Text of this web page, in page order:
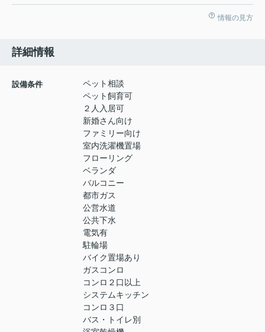
情報の見方
詳細情報
設備条件
ペット相談
ペット飼育可
２人入居可
新婚さん向け
ファミリー向け
室内洗濯機置場
フローリング
ベランダ
バルコニー
都市ガス
公営水道
公共下水
電気有
駐輪場
バイク置場あり
ガスコンロ
コンロ２口以上
システムキッチン
コンロ３口
バス・トイレ別